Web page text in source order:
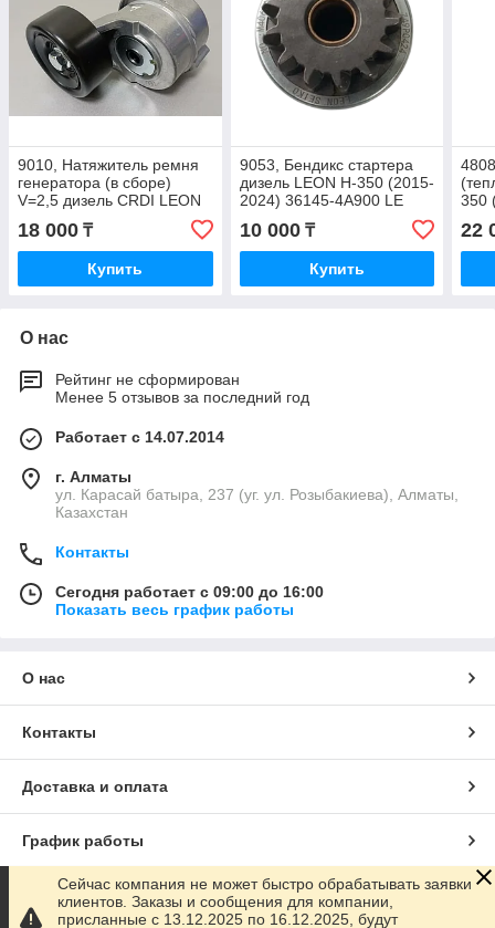
9010, Натяжитель ремня
генератора (в сборе)
V=2,5 дизель CRDI LEON
25281-4A000
18 000 ₸
Купить
9053, Бендикс стартера
дизель LEON H-350 (2015-
2024) 36145-4A900 LE
10 000₸
Купить
350
22
О нас
Рейтинг не сформирован
Менее 5 отзывов за последний год
Работает с 14.07.2014
г. Алматы
ул. Карасай батыра, 237 (уг. ул. Розыбакиева), Алматы,
Казахстан
Контакты
Сегодня работает с 09:00 до 16:00
Показать весь график работы
О нас
Контакты
Доставка и оплата
График работы
Полная версия сайта
Сейчас компания не может быстро обрабатывать заявки
клиентов. Заказы и сообщения для компании,
присланные с 13.12.2025 по 16.12.2025, будут